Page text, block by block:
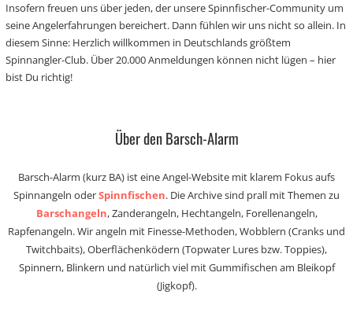
Insofern freuen uns über jeden, der unsere Spinnfischer-Community um
seine Angelerfahrungen bereichert. Dann fühlen wir uns nicht so allein. In
diesem Sinne: Herzlich willkommen in Deutschlands größtem
Spinnangler-Club. Über 20.000 Anmeldungen können nicht lügen – hier
bist Du richtig!
Über den Barsch-Alarm
Barsch-Alarm (kurz BA) ist eine Angel-Website mit klarem Fokus aufs
Spinnangeln oderSpinnfischen. Die Archive sind prall mit Themen zu
Barschangeln, Zanderangeln, Hechtangeln, Forellenangeln,
Rapfenangeln. Wir angeln mit Finesse-Methoden, Wobblern (Cranks und
Twitchbaits), Oberflächenködern (Topwater Lures bzw. Toppies),
Spinnern, Blinkern und natürlich viel mit Gummifischen am Bleikopf
(Jigkopf).